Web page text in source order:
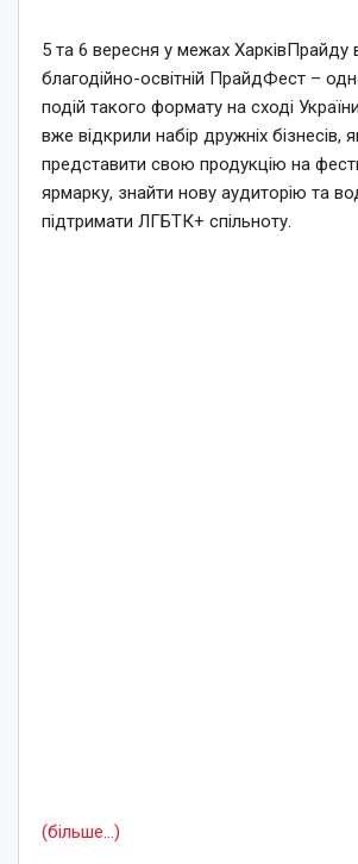
5 та 6 вересня у межах ХарківПрайду
благодійно-освітній ПрайдФест –
подій такого формату на сході
вже відкрили набір дружніх бізнесів,
представити свою продукцію на
ярмарку, знайти нову аудиторію та
підтримати ЛГБТК+ спільноту.
(більше…)